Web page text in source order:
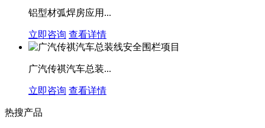
铝型材弧焊房应用...
立即咨询 查看详情
广汽传祺汽车总装...
立即咨询 查看详情
热搜产品